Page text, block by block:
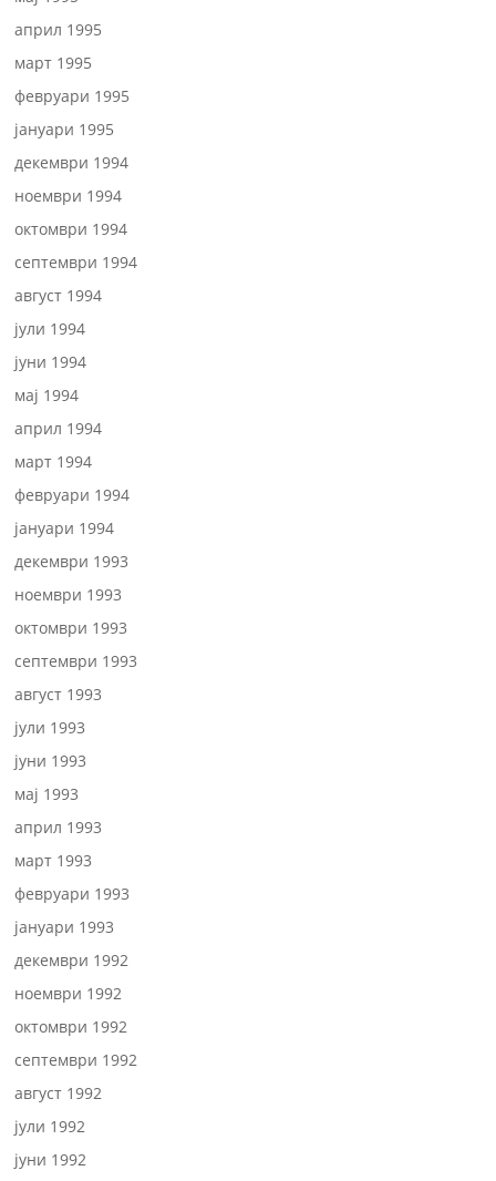
април 1995
март 1995
февруари 1995
јануари 1995
декември 1994
ноември 1994
октомври 1994
септември 1994
август 1994
јули 1994
јуни 1994
мај 1994
април 1994
март 1994
февруари 1994
јануари 1994
декември 1993
ноември 1993
октомври 1993
септември 1993
август 1993
јули 1993
јуни 1993
мај 1993
април 1993
март 1993
февруари 1993
јануари 1993
декември 1992
ноември 1992
октомври 1992
септември 1992
август 1992
јули 1992
јуни 1992